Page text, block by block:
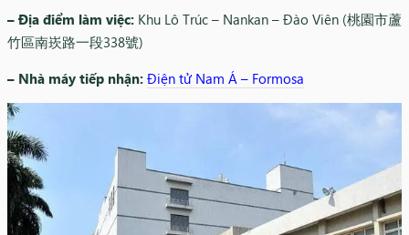
– Địa điểm làm việc: Khu Lô Trúc – Nankan – Đào Viên (桃園市蘆
竹區南崁路一段338號)
– Nhà máy tiếp nhận: Điện tử Nam Á – Formosa